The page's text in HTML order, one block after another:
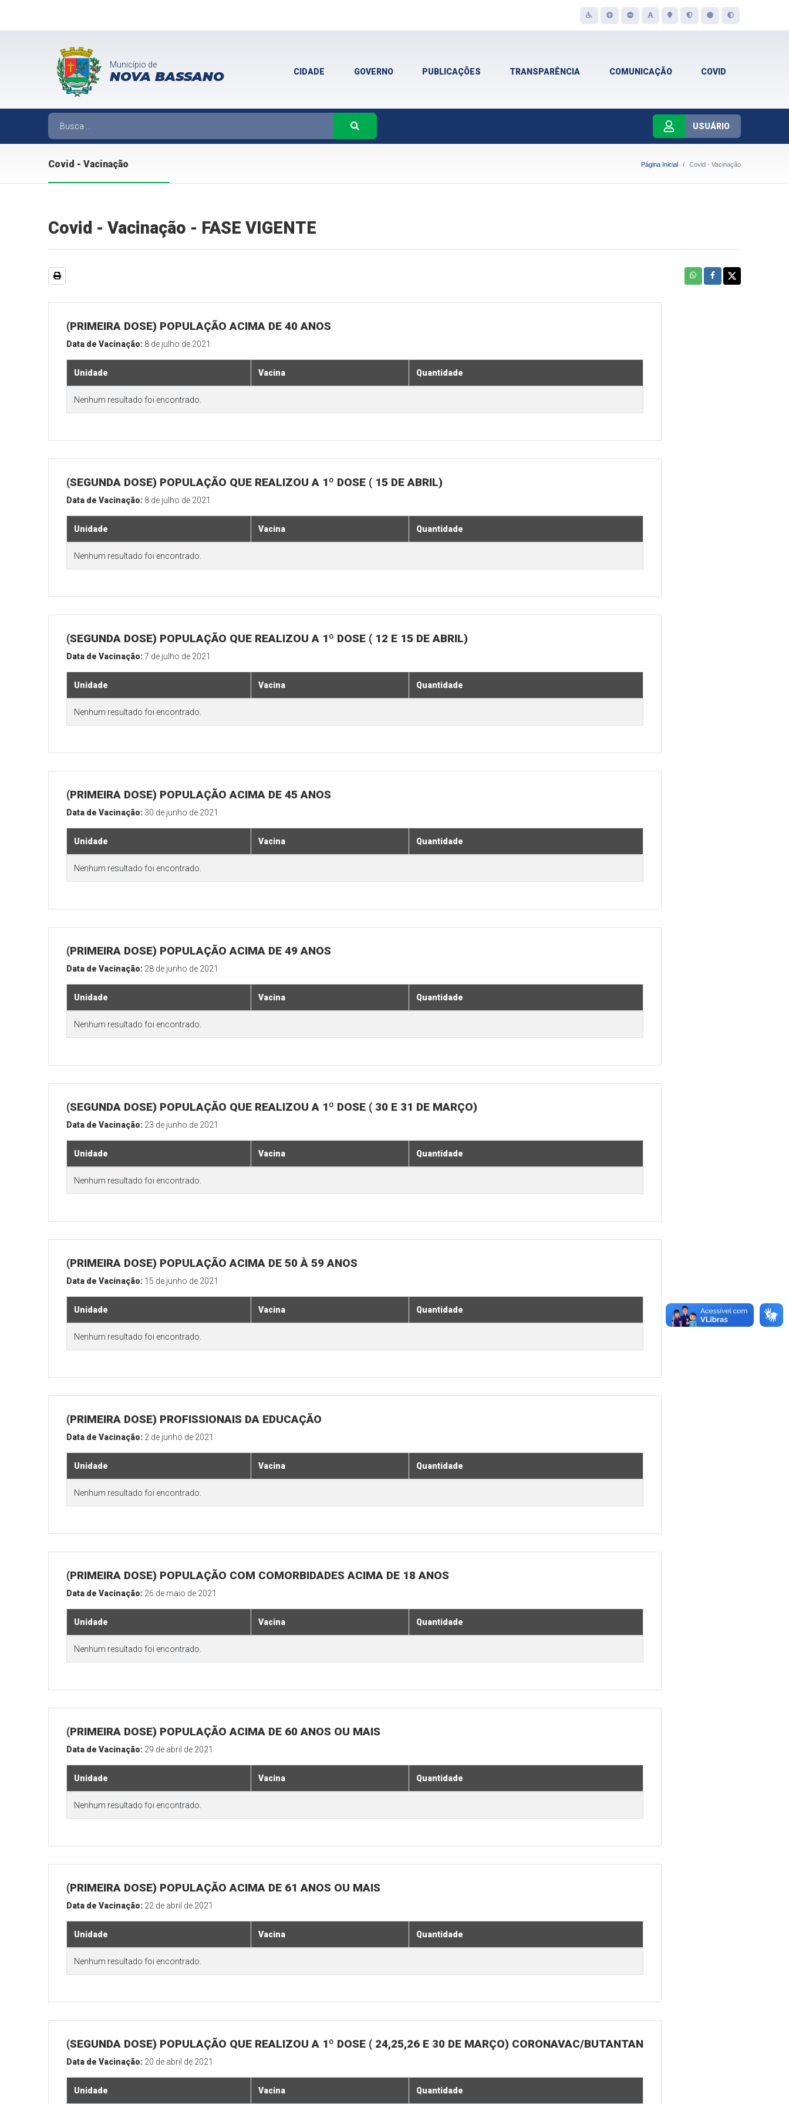
Município de
NOVA BASSANO CIDADE GOVERNO PUBLICAÇÕES TRANSPARÊNCIA COMUNICAÇÃO COVID
USUÁRIO
Covid - Vacinação Página Inicial Covid - Vacinação
Covid - Vacinação - FASE VIGENTE
(PRIMEIRA DOSE) POPULAÇÃO ACIMA DE 40 ANOS
Data de Vacinação: 8 de julho de 2021
Unidade Vacina Quantidade
Nenhum resultado foi encontrado.
(SEGUNDA DOSE) POPULAÇÃO QUE REALIZOU A 1º DOSE ( 15 DE ABRIL)
Data de Vacinação: 8 de julho de 2021
Unidade Vacina Quantidade
Nenhum resultado foi encontrado.
(SEGUNDA DOSE) POPULAÇÃO QUE REALIZOU A 1º DOSE ( 12 E 15 DE ABRIL)
Data de Vacinação:7 de julho de 2021
Unidade Vacina Quantidade
Nenhum resultado foi encontrado.
(PRIMEIRA DOSE) POPULAÇÃO ACIMA DE 45 ANOS
Data de Vacinação: 30 de junho de 2021
Unidade Vacina Quantidade
Nenhum resultado foi encontrado.
(PRIMEIRA DOSE) POPULAÇÃO ACIMA DE 49 ANOS
Data de Vacinação: 28 de junho de 2021
Unidade Vacina Quantidade
Nenhum resultado foi encontrado.
(SEGUNDA DOSE) POPULAÇÃO QUE REALIZOU A 1º DOSE ( 30 E 31 DE MARÇO)
Data de Vacinação: 23 de junho de 2021
Unidade Vacina Quantidade
Nenhum resultado foi encontrado.
(PRIMEIRA DOSE) POPULAÇÃO ACIMA DE 50 À 59 ANOS
Data de Vacinação: 15 de junho de 2021
Unidade Vacina Quantidade
Nenhum resultado foi encontrado.
(PRIMEIRA DOSE) PROFISSIONAIS DA EDUCAÇÃO
Data de Vacinação: 2 de junho de 2021
Unidade Vacina Quantidade
Nenhum resultado foi encontrado.
(PRIMEIRA DOSE) POPULAÇÃO COM COMORBIDADES ACIMA DE 18 ANOS
Data de Vacinação: 26 de maio de 2021
Unidade Vacina Quantidade
Nenhum resultado foi encontrado.
(PRIMEIRA DOSE) POPULAÇÃO ACIMA DE 60 ANOS OU MAIS
Data de Vacinação: 29 de abril de 2021
Unidade Vacina Quantidade
Nenhum resultado foi encontrado.
(PRIMEIRA DOSE) POPULAÇÃO ACIMA DE 61 ANOS OU MAIS
Data de Vacinação: 22 de abril de 2021
Unidade Vacina Quantidade
Nenhum resultado foi encontrado.
(SEGUNDA DOSE) POPULAÇÃO QUE REALIZOU A 1º DOSE ( 24,25,26 E 30 DE MARÇO) CORONAVAC/BUTANTAN
Data de Vacinação: 20 de abril de 2021
Unidade Vacina Quantidade